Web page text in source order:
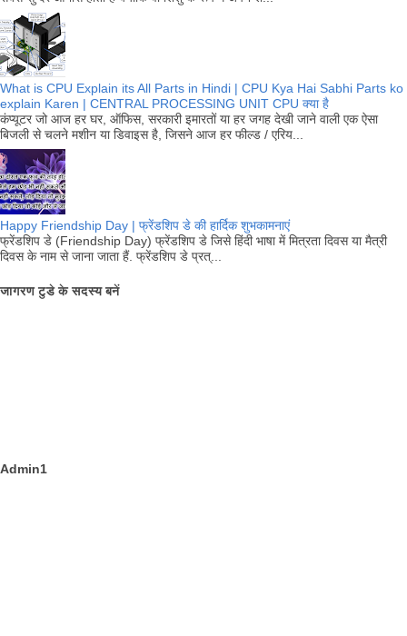
What is CPU Explain its All Parts in Hindi | CPU Kya Hai Sabhi Parts ko
explain Karen | CENTRAL PROCESSING UNIT CPU क्या है
कंप्यूटर जो आज हर घर, ऑफिस, सरकारी इमारतों या हर जगह देखी जाने वाली एक ऐसा
बिजली से चलने मशीन या डिवाइस है, जिसने आज हर फील्ड / एरिय...
Happy Friendship Day | फ्रेंडशिप डे की हार्दिक शुभकामनाएं
फ्रेंडशिप डे (Friendship Day) फ्रेंडशिप डे जिसे हिंदी भाषा में मित्रता दिवस या मैत्री
दिवस के नाम से जाना जाता हैं. फ्रेंडशिप डे प्रत्...
जागरण टुडे के सदस्य बनें
Admin1